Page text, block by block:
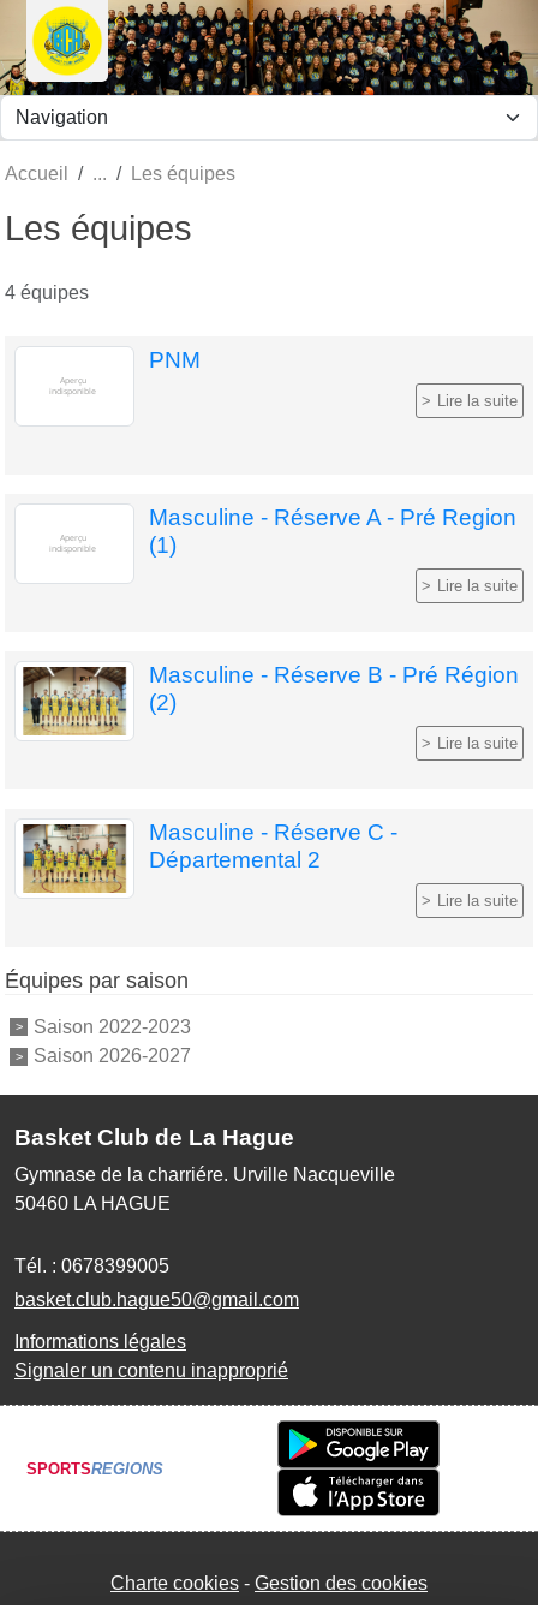
Accueil Les équipes
Les équipes
4 équipes
PNM
Lire la suite
Masculine - Réserve A - Pré Region
(1)
Lire la suite
Masculine - Réserve B - Pré Région
(2)
Lire la suite
Masculine - Réserve C -
Départemental 2
Lire la suite
Équipes par saison
Saison 2022-2023
Saison 2026-2027
Basket Club de La Hague
Gymnase de la charriére. Urville Nacqueville
50460 LA HAGUE
Tél. : 0678399005
basket.club.hague50@gmail.com
Informations légales
Signaler un contenu inapproprié
SPORTSREGIONS
Charte cookies Gestion des cookies
Panneau de gestion des cookies